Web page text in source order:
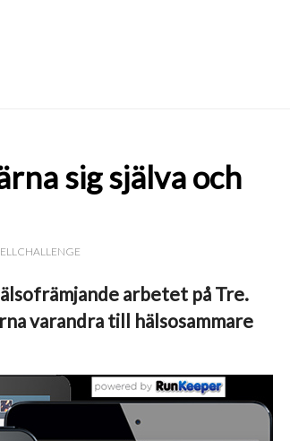
sig själva och
arbetet på Tre.
varandra till hälsosammare